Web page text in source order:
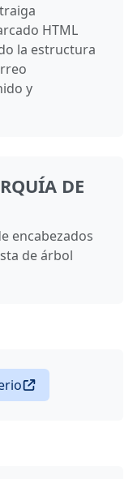
HTML
la estructura
y
DE
encabezados
de árbol